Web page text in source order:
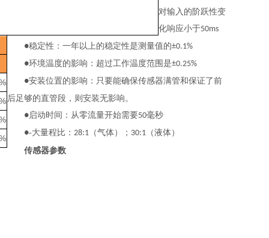
对输入的阶跃性变
化响应小于50ms
●稳定性：一年以上的稳定性是测量值的±0.1%
●环境温度的影响：超过工作温度范围是±0.25%
●安装位置的影响：只要能确保传感器满管和保证了前
后足够的直管段，则安装无影响。
●启动时间：从零流量开始需要50毫秒
●-大量程比： 28:1 （气体）； 30:1 （液体）
传感器参数